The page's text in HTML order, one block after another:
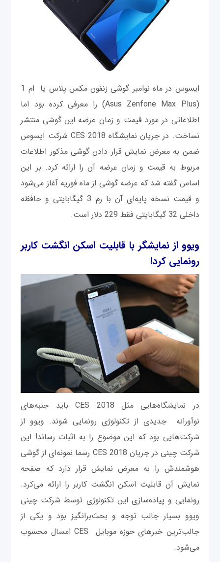
ایسوس در ماه نوامبر گوشی زنفون مکس پلاس یا ام 1
(Asus Zenfone Max Plus) را معرفی کرده بود اما
اطلاعاتی در مورد قیمت و زمان عرضه این گوشی منتشر
نساخت. در جریان نمایشگاه CES 2018 شرکت ایسوس
ضمن به معرض نمایش قرار دادن گوشی مذکور اطلاعات
مربوط به قیمت و زمان عرضه آن را ارائه کرد. بر این
اساس گفته شد که عرضه گوشی از ماه فوریه آغاز می‌شود
و قیمت نسخه پایه‌ای آن با رم 3 گیگابایتی و حافظه
داخلی 32 گیگابایتی فقط 229 دلار است.
ویوو از نمایشگر با قابلیت اسکن انگشت کاربر
رونمایی کرد!
در نمایشگاه‌هایی مثل CES 2018 باید جنبه‌های
نوآورانه جدیدی از تکنولوژی رونمایی شوند. ویوو از
شرکت‌هایی بود که این موضوع را به اثبات رساند! این
شرکت چینی در جریان CES 2018 رسما نمونه‌ای از گوشی
هوشمندش را به معرض نمایش قرار دارد که صفحه
نمایش آن قابلیت اسکن انگشت کاربر را ارائه می‌کرد.
رونمایی و پیاده‌سازی این تکنولوژی توسط شرکت چینی
ویوو بسیار جالب توجه و بحث‌برانگیز بود و یکی از
جالب‌ترین خبرهای حوزه موبایل CES امسال محسوب
می‌شود.